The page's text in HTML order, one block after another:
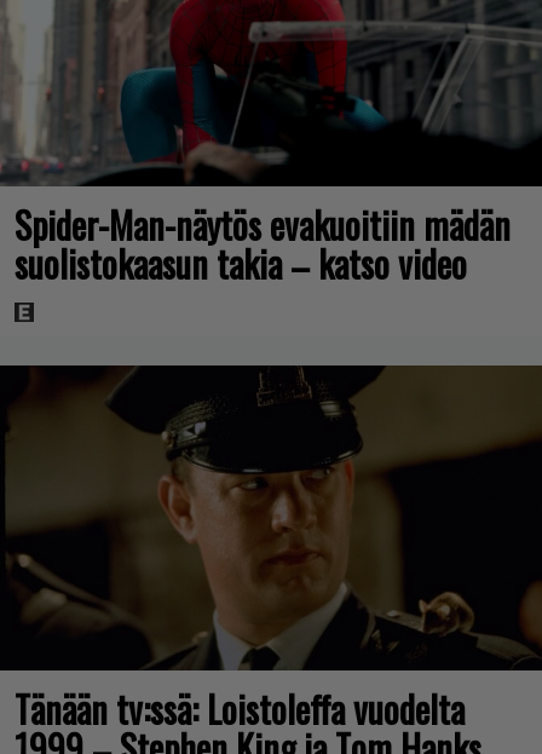
Spider-Man-näytös evakuoitiin mädän
suolistokaasun takia – katso video
Tänään tv:ssä: Loistoleffa vuodelta